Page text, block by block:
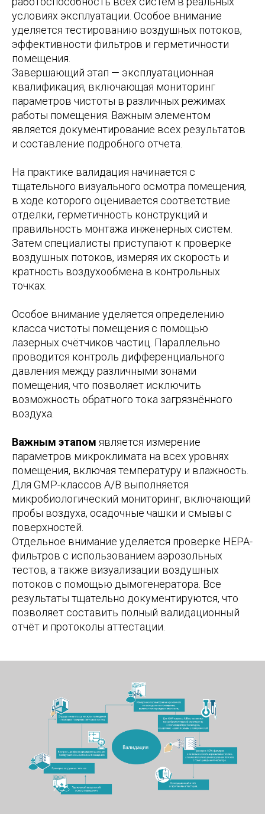
условиях эксплуатации. Особое внимание
уделяется тестированию воздушных потоков,
эффективности фильтров и герметичности
помещения.
Завершающий этап — эксплуатационная
квалификация, включающая мониторинг
параметров чистоты в различных режимах
работы помещения. Важным элементом
является документирование всех результатов
и составление подробного отчета.
На практике валидация начинается с
тщательного визуального осмотра помещения,
в ходе которого оценивается соответствие
отделки, герметичность конструкций и
правильность монтажа инженерных систем.
Затем специалисты приступают к проверке
воздушных потоков, измеряя их скорость и
кратность воздухообмена в контрольных
точках.
Особое внимание уделяется определению
класса чистоты помещения с помощью
лазерных счётчиков частиц. Параллельно
проводится контроль дифференциального
давления между различными зонами
помещения, что позволяет исключить
возможность обратного тока загрязнённого
воздуха.
Важным этапом является измерение
параметров микроклимата на всех уровнях
помещения, включая температуру и влажность.
Для GMP-классов A/B выполняется
микробиологический мониторинг, включающий
пробы воздуха, осадочные чашки и смывы с
поверхностей.
Отдельное внимание уделяется проверке HEPA-
фильтров с использованием аэрозольных
тестов, а также визуализации воздушных
потоков с помощью дымогенератора. Все
результаты тщательно документируются, что
позволяет составить полный валидационный
отчёт и протоколы аттестации.